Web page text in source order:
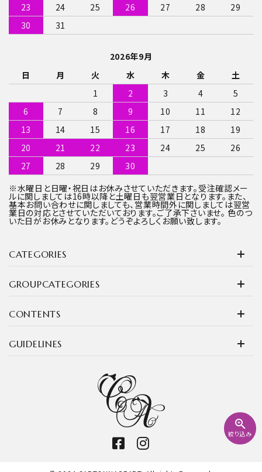
zoom_in
絞り込み
CATEGORIES
GROUPCATEGORIES
CONTENTS
23
24 25 26 27 28
29
30
31
2026年9月
日
月 火 水 木 金
土
1
2 3 4
5
6
7 8 9 10 11
12
13
14 15 16 17 18
19
20
21 22 23 24 25
26
27
28 29
30
※水曜日と日曜・祝日はお休みさせていただきます。受注確認メー
ルに関しましては16時以降と土曜日も翌営業日となります。また、
基本お問い合わせに関しましても、営業時間外に関しましては翌営
業日の対応とさせていただいております。ご了承下さいませ。 色のつ
いた日がお休みとなります。どうぞよろしくお願い致します。
GUIDELINES